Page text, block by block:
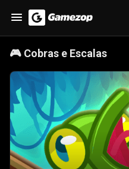
🎮 Cobras e Escalas